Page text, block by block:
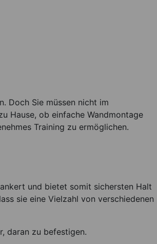
Doch Sie müssen nicht im
Hause, ob einfache Wandmontage
Training zu ermöglichen.
und bietet somit sichersten Halt
sie eine Vielzahl von verschiedenen
daran zu befestigen.